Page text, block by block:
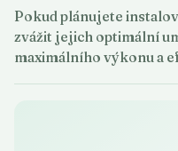
Pokud plánujete
zvážit jejich optimální
maximálního výkonu a